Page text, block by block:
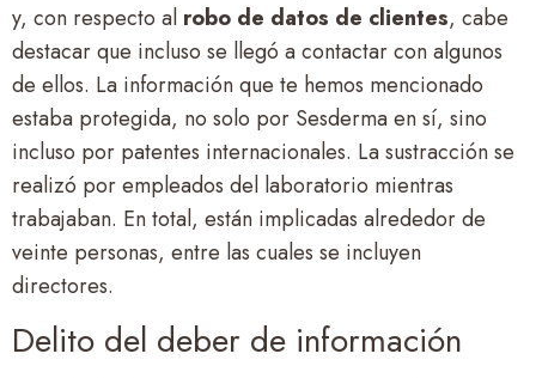
y, con respecto al robo de datos de clientes, cabe
destacar que incluso se llegó a contactar con algunos
de ellos. La información que te hemos mencionado
estaba protegida, no solo por Sesderma en sí, sino
incluso por patentes internacionales. La sustracción se
realizó por empleados del laboratorio mientras
trabajaban. En total, están implicadas alrededor de
veinte personas, entre las cuales se incluyen
directores.
Delito del deber de información